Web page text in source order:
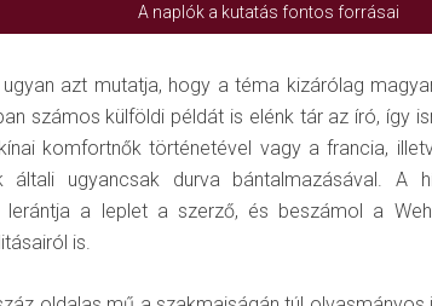
A naplók a kutatás fontos forrásai
azt mutatja, hogy a téma kizárólag
számos külföldi példát is elénk tár az író, így
komfortnők történetével vagy a francia,
általi ugyancsak durva bántalmazásával. A
lerántja a leplet a szerző, és beszámol a
is.